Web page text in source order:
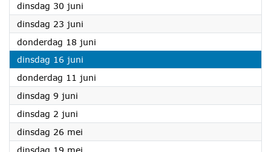
dinsdag 30 juni
dinsdag 23 juni
donderdag 18 juni
dinsdag 16 juni
donderdag 11 juni
dinsdag 9 juni
dinsdag 2 juni
dinsdag 26 mei
dinsdag 19 mei